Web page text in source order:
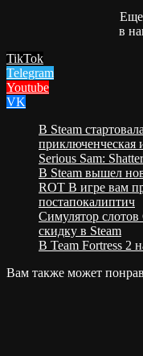
Еще
в
TikTok
Telegram
Youtube
VK
В Steam
приключенческая
Serious Sam:
В Steam вышел
ROT В игре вам
постапокалиптич
Cимулятор
скидку в Steam
В Team Fortress 2
Вам также может